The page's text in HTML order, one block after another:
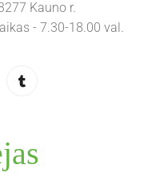
Kauno r.
- 7.30-18.00 val.